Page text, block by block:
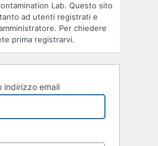
Lab. Questo sito
ad utenti registrati e
Per chiedere
prima registrarvi.
indirizzo email